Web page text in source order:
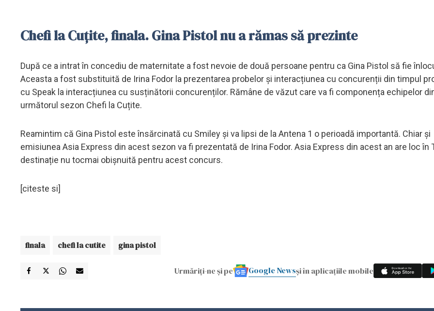
Chefi la Cuțite, finala. Gina Pistol nu a rămas să prezinte
După ce a intrat în concediu de maternitate a fost nevoie de două persoane pentru ca Gina Pistol să fie
Aceasta a fost substituită de Irina Fodor la prezentarea probelor și interacțiunea cu concurenții din timpul
cu Speak la interacțiunea cu susținătorii concurenților. Rămâne de văzut care va fi componența echipelor
următorul sezon Chefi la Cuțite.
Reamintim că Gina Pistol este însărcinată cu Smiley și va lipsi de la Antena 1 o perioadă importantă. Chiar și
emisiunea Asia Express din acest sezon va fi prezentată de Irina Fodor. Asia Express din acest an are loc în
destinație nu tocmai obișnuită pentru acest concurs.
[citeste si]
finala chefi la cutite gina pistol
Urmăriți-ne și pe Google Newsși în aplicațiile mobile